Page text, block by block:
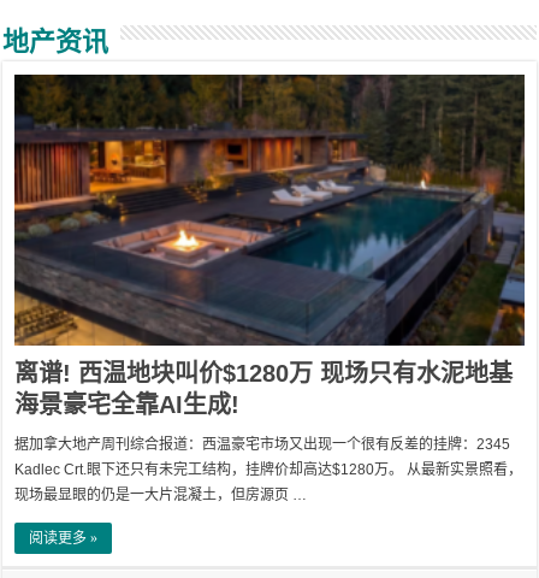
地产资讯
离谱! 西温地块叫价$1280万 现场只有水泥地基
海景豪宅全靠AI生成!
据加拿大地产周刊综合报道：西温豪宅市场又出现一个很有反差的挂牌：2345
Kadlec Crt.眼下还只有未完工结构，挂牌价却高达$1280万。 从最新实景照看，
现场最显眼的仍是一大片混凝土，但房源页 …
阅读更多 »